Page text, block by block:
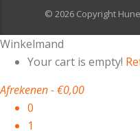
© 2026 Copyright
Winkelmand
Your cart is empty!
Afrekenen-€0,00
0
1